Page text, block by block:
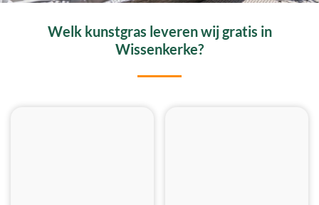
Welk kunstgras leveren wij gratis in
Wissenkerke?